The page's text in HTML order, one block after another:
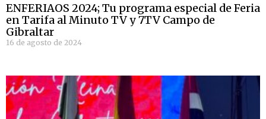
ENFERIAOS 2024; Tu programa especial de Feria
en Tarifa al Minuto TV y 7TV Campo de
Gibraltar
16 de agosto de 2024